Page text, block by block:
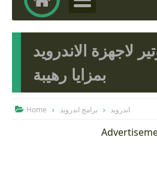
لاجهزة الاندرويد
بمزايا رهيبة
 Home اندرويد برامج اندرويد